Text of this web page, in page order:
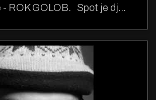
- ROK GOLOB. Spot je dj...